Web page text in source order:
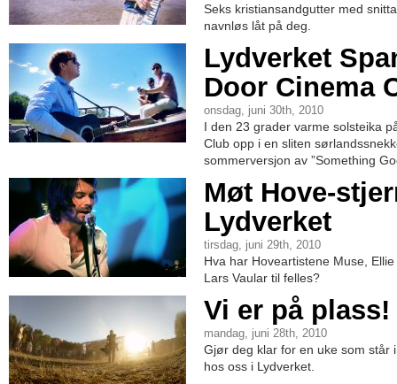
Seks kristiansandgutter med
navnløs låt på deg.
Lydverket
Door Cinema
onsdag, juni 30th, 2010
I den 23 grader varme solsteika
Club opp i en sliten
sommerversjon av ”Something
Møt Hove-
Lydverket
tirsdag, juni 29th, 2010
Hva har Hoveartistene Muse,
Lars Vaular til felles?
Vi er på plass!
mandag, juni 28th, 2010
Gjør deg klar for en uke som står
hos oss i Lydverket.